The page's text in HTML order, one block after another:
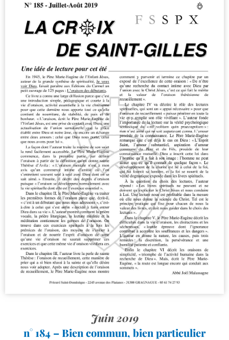
Juin 2019
n° 184 – Bien commun, bien particulier